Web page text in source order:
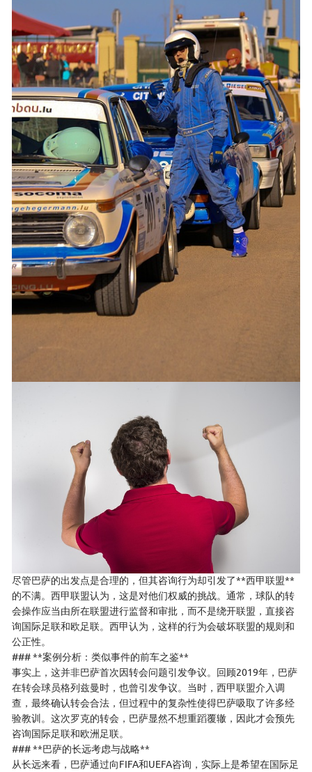
尽管巴萨的出发点是合理的，但其咨询行为却引发了**西甲联盟**
的不满。西甲联盟认为，这是对他们权威的挑战。通常，球队的转
会操作应当由所在联盟进行监督和审批，而不是绕开联盟，直接咨
询国际足联和欧足联。西甲认为，这样的行为会破坏联盟的规则和
公正性。
### **案例分析：类似事件的前车之鉴**
事实上，这并非巴萨首次因转会问题引发争议。回顾2019年，巴萨
在转会球员格列兹曼时，也曾引发争议。当时，西甲联盟介入调
查，最终确认转会合法，但过程中的复杂性使得巴萨吸取了许多经
验教训。这次罗克的转会，巴萨显然不想重蹈覆辙，因此才会预先
咨询国际足联和欧洲足联。
### **巴萨的长远考虑与战略**
从长远来看，巴萨通过向FIFA和UEFA咨询，实际上是希望在国际足